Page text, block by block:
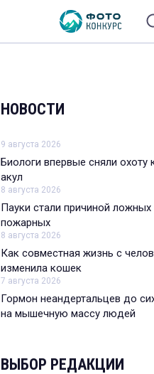
НОВОСТИ
9 августа 2026
Биологи впервые сняли охоту
акул
8 августа 2026
Пауки стали причиной
пожарных
8 августа 2026
Как совместная жизнь с
изменила кошек
7 августа 2026
Гормон неандертальцев до
на мышечную массу людей
ВЫБОР РЕДАКЦИИ